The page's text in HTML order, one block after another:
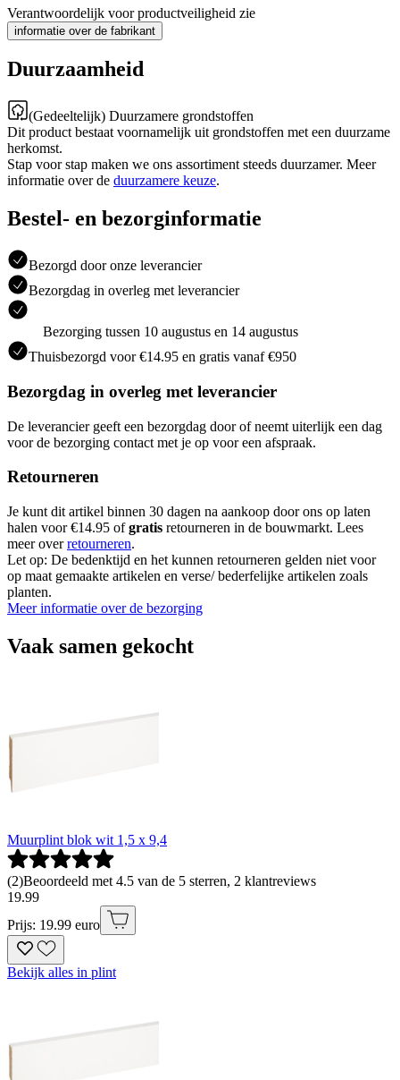
Verantwoordelijk voor productveiligheid zie
informatie over de fabrikant
Duurzaamheid
(Gedeeltelijk) Duurzamere grondstoffen
Dit product bestaat voornamelijk uit grondstoffen met een duurzame
herkomst.
Stap voor stap maken we ons assortiment steeds duurzamer. Meer
informatie over de duurzamere keuze.
Bestel- en bezorginformatie
Bezorgd door onze leverancier
Bezorgdag in overleg met leverancier
Bezorging tussen 10 augustus en 14 augustus
Thuisbezorgd voor €14.95 en gratis vanaf €950
Bezorgdag in overleg met leverancier
De leverancier geeft een bezorgdag door of neemt uiterlijk een dag
voor de bezorging contact met je op voor een afspraak.
Retourneren
Je kunt dit artikel binnen 30 dagen na aankoop door ons op laten
halen voor €14.95 ofgratis retourneren in de bouwmarkt. Lees
meer overretourneren.
Let op: De bedenktijd en het kunnen retourneren gelden niet voor
op maat gemaakte artikelen en verse/ bederfelijke artikelen zoals
planten.
Meer informatie over de bezorging
Vaak samen gekocht
Muurplint blok wit 1,5 x 9,4
(2)Beoordeeld met 4.5 van de 5 sterren, 2 klantreviews
19.99
Prijs: 19.99 euro
Bekijk alles in plint